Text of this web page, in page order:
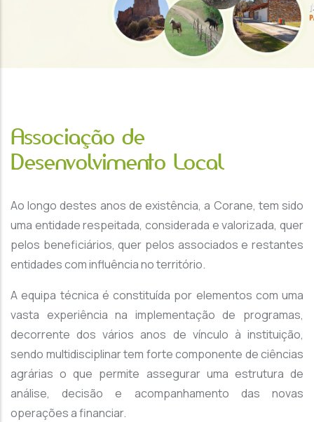
Associação de
Desenvolvimento Local
Ao longo destes anos de existência, a Corane, tem sido
uma entidade respeitada, considerada e valorizada, quer
pelos beneficiários, quer pelos associados e restantes
entidades com influência no território.
A equipa técnica é constituída por elementos com uma
vasta experiência na implementação de programas,
decorrente dos vários anos de vínculo à instituição,
sendo multidisciplinar tem forte componente de ciências
agrárias o que permite assegurar uma estrutura de
análise, decisão e acompanhamento das novas
operações a financiar.